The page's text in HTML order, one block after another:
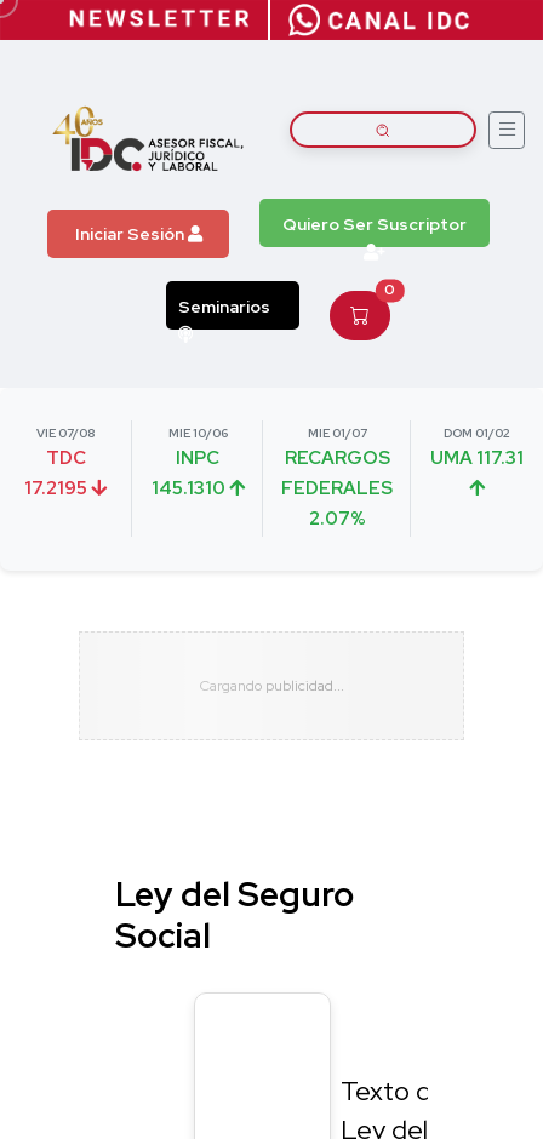
Iniciar Sesión Quiero Ser Suscriptor
Seminarios
0
VIE 07/08
TDC
17.2195
MIE 10/06
INPC
145.1310
MIE 01/07
RECARGOS
FEDERALES
2.07%
DOM 01/02
UMA 117.31
Ley del Seguro
Social
Texto de la
Ley del